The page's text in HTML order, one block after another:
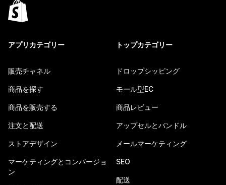
アプリカテゴリー
販売チャネル
商品を探す
商品を販売する
注文と配送
ストアデザイン
マーケティングとコンバージョ
ン
トップカテゴリー
ドロップシッピング
モール型EC
商品レビュー
アップセルとバンドル
メールマーケティング
SEO
配送